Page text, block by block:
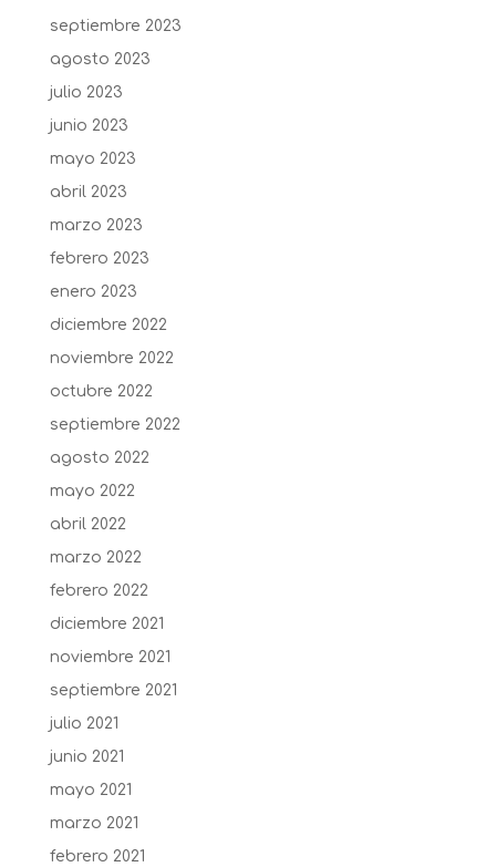
septiembre 2023
agosto 2023
julio 2023
junio 2023
mayo 2023
abril 2023
marzo 2023
febrero 2023
enero 2023
diciembre 2022
noviembre 2022
octubre 2022
septiembre 2022
agosto 2022
mayo 2022
abril 2022
marzo 2022
febrero 2022
diciembre 2021
noviembre 2021
septiembre 2021
julio 2021
junio 2021
mayo 2021
marzo 2021
febrero 2021